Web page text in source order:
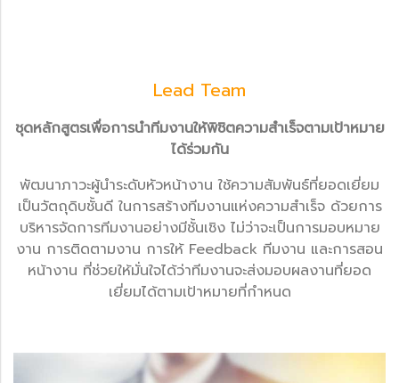
Lead Team
ชุดหลักสูตรเพื่อการนำทีมงานให้พิชิตความสำเร็จตามเป้าหมาย
ได้ร่วมกัน
พัฒนาภาวะผู้นำระดับหัวหน้างาน ใช้ความสัมพันธ์ที่ยอดเยี่ยม
เป็นวัตถุดิบชั้นดี ในการสร้างทีมงานแห่งความสำเร็จ ด้วยการ
บริหารจัดการทีมงานอย่างมีชั้นเชิง ไม่ว่าจะเป็นการมอบหมาย
งาน การติดตามงาน การให้ Feedback ทีมงาน และการสอน
หน้างาน ที่ช่วยให้มั่นใจได้ว่าทีมงานจะส่งมอบผลงานที่ยอด
เยี่ยมได้ตามเป้าหมายที่กำหนด